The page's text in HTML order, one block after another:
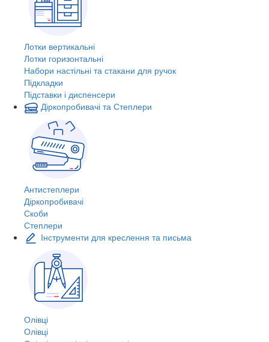
Лотки вертикальні
Лотки горизонтальні
Набори настільні та стакани для ручок
Підкладки
Підставки і диспенсери
Діркопробивачі та Степлери
Антистеплери
Діркопробивачі
Скоби
Степлери
Інструменти для креслення та письма
Олівці
Олівці